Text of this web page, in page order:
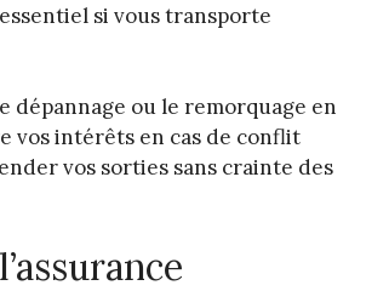
si vous transporte
dépannage ou le remorquage en
vos intérêts en cas de conflit
vos sorties sans crainte des